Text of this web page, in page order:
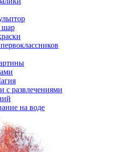
с развлечениями
на воде